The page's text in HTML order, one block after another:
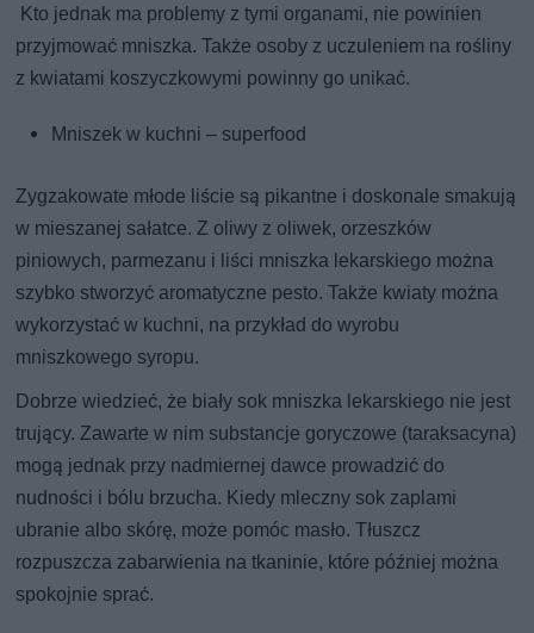
Kto jednak ma problemy z tymi organami, nie powinien
przyjmować mniszka. Także osoby z uczuleniem na rośliny
z kwiatami koszyczkowymi powinny go unikać.
Mniszek w kuchni – superfood
Zygzakowate młode liście są pikantne i doskonale smakują
w mieszanej sałatce. Z oliwy z oliwek, orzeszków
piniowych, parmezanu i liści mniszka lekarskiego można
szybko stworzyć aromatyczne pesto. Także kwiaty można
wykorzystać w kuchni, na przykład do wyrobu
mniszkowego syropu.
Dobrze wiedzieć, że biały sok mniszka lekarskiego nie jest
trujący. Zawarte w nim substancje goryczowe (taraksacyna)
mogą jednak przy nadmiernej dawce prowadzić do
nudności i bólu brzucha. Kiedy mleczny sok zaplami
ubranie albo skórę, może pomóc masło. Tłuszcz
rozpuszcza zabarwienia na tkaninie, które później można
spokojnie sprać.